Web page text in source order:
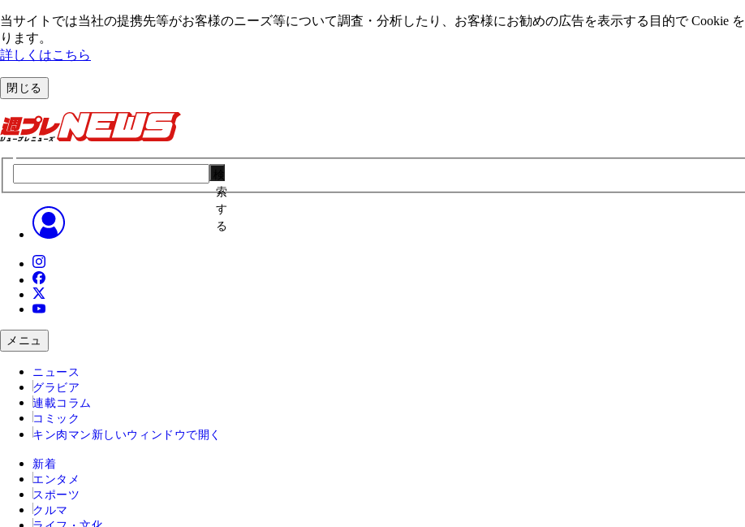
当サイトでは当社の提携先等がお客様のニーズ等について調査・分析したり、お客様にお勧めの広告を表⽰する⽬的で Cookie
ります。
詳しくはこちら
閉じる
索
す
る
メニュ
ニュース
グラビア
連載コラム
コミック
キン肉マン 新しいウィンドウで開く
新着
エンタメ
スポーツ
クルマ